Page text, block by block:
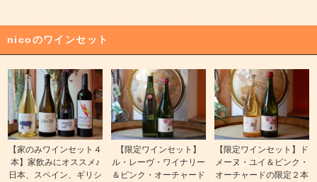
nicoのワインセット
【家のみワインセット４
本】家飲みにオススメ♪
日本、スペイン、ギリシ
【限定ワインセット】
ル・レーヴ・ワイナリー
＆ピンク・オーチャード
【限定ワインセット】ド
メーヌ・ユイ＆ピンク・
オーチャードの限定２本